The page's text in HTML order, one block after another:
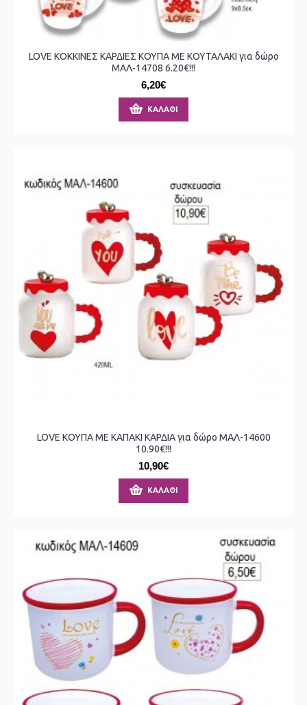
LOVE ΚΟΚΚΙΝΕΣ ΚΑΡΔΙΕΣ ΚΟΥΠΑ ΜΕ ΚΟΥΤΑΛΑΚΙ για δώρο
ΜΑΛ-14708 6.20€!!!
6,20€
ΚΑΛΆΘΙ
LOVE ΚΟΥΠΑ ΜΕ ΚΑΠΑΚΙ ΚΑΡΔΙΑ για δώρο ΜΑΛ-14600
10.90€!!!
10,90€
ΚΑΛΆΘΙ